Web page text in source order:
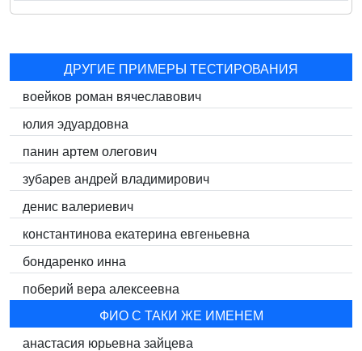
ДРУГИЕ ПРИМЕРЫ ТЕСТИРОВАНИЯ
воейков роман вячеславович
юлия эдуардовна
панин артем олегович
зубарев андрей владимирович
денис валериевич
константинова екатерина евгеньевна
бондаренко инна
поберий вера алексеевна
ФИО С ТАКИ ЖЕ ИМЕНЕМ
анастасия юрьевна зайцева